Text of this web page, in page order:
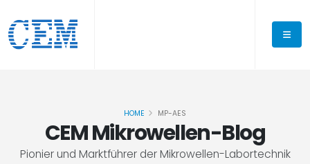
CEM Mikrowellen-Blog
Pionier und Marktführer der Mikrowellen-Labortechnik
HOME MP-AES